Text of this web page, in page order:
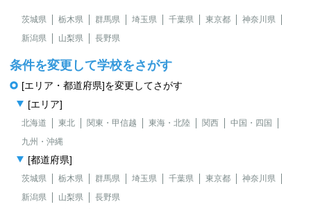
茨城県 栃木県 群馬県 埼玉県 千葉県 東京都
神奈川県
新潟県
山梨県 長野県
条件を変更して学校をさがす
[エリア・都道府県]を変更してさがす
[エリア]
北海道 東北 関東・甲信越 東海・北陸 関西
中国・四国
九州・沖縄
[都道府県]
茨城県 栃木県 群馬県 埼玉県 千葉県 東京都
神奈川県
新潟県
山梨県 長野県